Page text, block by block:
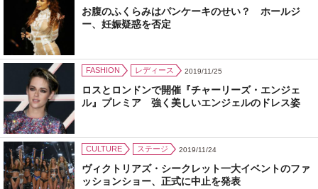
お腹のふくらみはパンケーキのせい？ ホールジ
ー、妊娠疑惑を否定
FASHION レディース 2019/11/25
ロスとロンドンで開催『チャーリーズ・エンジェ
ル』プレミア 強く美しいエンジェルのドレス姿
CULTURE ステージ 2019/11/24
ヴィクトリアズ・シークレット一大イベントのファ
ッションショー、正式に中止を発表